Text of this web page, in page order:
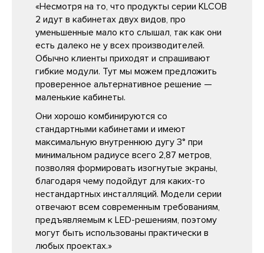
«Несмотря на то, что продукты серии KLCOB
2 идут в кабинетах двух видов, про
уменьшенные мало кто слышал, так как они
есть далеко не у всех производителей.
Обычно клиенты приходят и спрашивают
гибкие модули. Тут мы можем предложить
проверенное альтернативное решение —
маленькие кабинеты.
Они хорошо комбинируются со
стандартными кабинетами и имеют
максимальную внутреннюю дугу 3° при
минимальном радиусе всего 2,87 метров,
позволяя формировать изогнутые экраны,
благодаря чему подойдут для каких-то
нестандартных инсталляций. Модели серии
отвечают всем современным требованиям,
предъявляемым к LED-решениям, поэтому
могут быть использованы практически в
любых проектах.»